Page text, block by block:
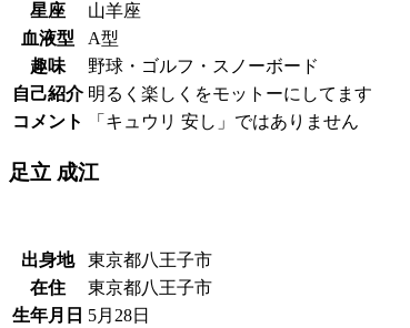
星座
山羊座
血液型
A型
趣味
野球・ゴルフ・スノーボード
自己紹介 明るく楽しくをモットーにしてます
コメント
「キュウリ 安し」ではありません
足立 成江
出身地
東京都八王子市
在住
東京都八王子市
生年月日 5月28日